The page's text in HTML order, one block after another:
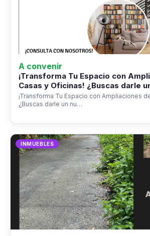
A convenir
¡Transforma Tu Espacio con
Casas y Oficinas! ¿Buscas darle
¡Transforma Tu Espacio con Ampliaciones
¿Buscas darle un nu…
INMUEBLES